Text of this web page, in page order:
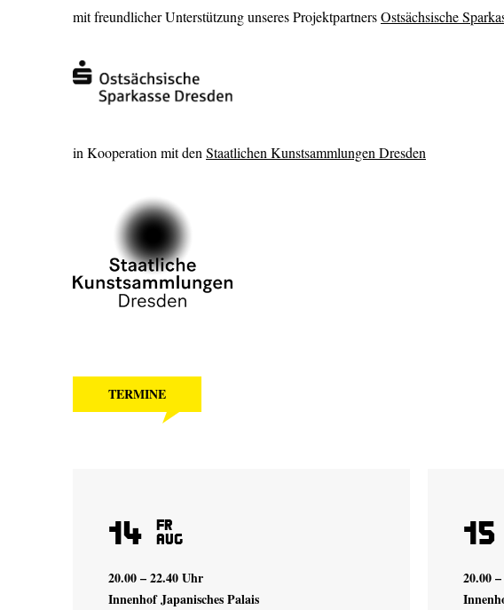
mit freundlicher Unterstützung unseres ProjektpartnersOstsächsische
in Kooperation mit den Staatlichen Kunstsammlungen Dresden
TERMINE
14 Fr
Aug
20.00 – 22.40 Uhr
Innenhof Japanisches Palais
15
20.00